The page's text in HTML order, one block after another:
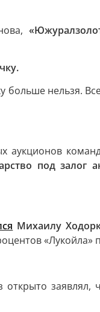
больше нельзя.
под
Михаилу
«Лукойла»
заявлял,